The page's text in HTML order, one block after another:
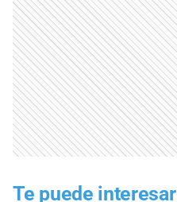
Te puede interesar